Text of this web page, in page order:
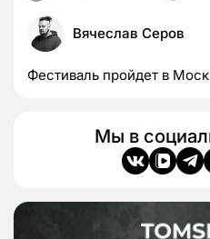
Вячеслав Серов
Фестиваль пройдет в
Мы в